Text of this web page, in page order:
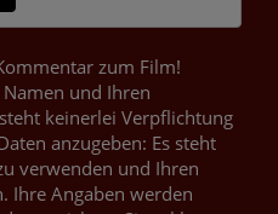
zum Film!
und Ihren
keinerlei Verpflichtung
anzugeben: Es steht
verwenden und Ihren
Ihre Angaben werden